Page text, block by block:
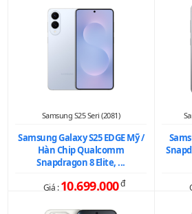
Samsung S25 Seri (2081)
Samsung Galaxy S25 EDGE Mỹ /
Hàn Chip Qualcomm
Snapdragon 8 Elite, ...
Giá :10.699.000đ